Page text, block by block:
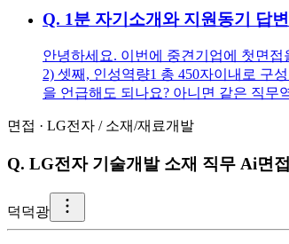
Q. 1분 자기소개와 지원동기 답
안녕하세요. 이번에 중견기업에 첫면
2) 셋째, 인성역량1 총 450자이내로 구
을 언급해도 되나요? 아니면 같은 직무
면접 · LG전자 / 소재/재료개발
Q. LG전자 기술개발 소재 직무 Ai면
덕덕광